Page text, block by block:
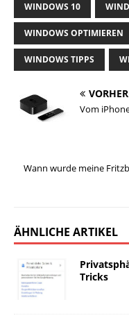
WINDOWS 10
WINDOWS OPTIMIEREN
WINDOWS TIPPS
Vom
Wann wurde meine
ÄHNLICHE ARTIKEL
Tricks